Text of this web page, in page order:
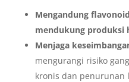
Mengandung
mendukung produksi
Menjaga
mengurangi risiko
kronis dan penurunan